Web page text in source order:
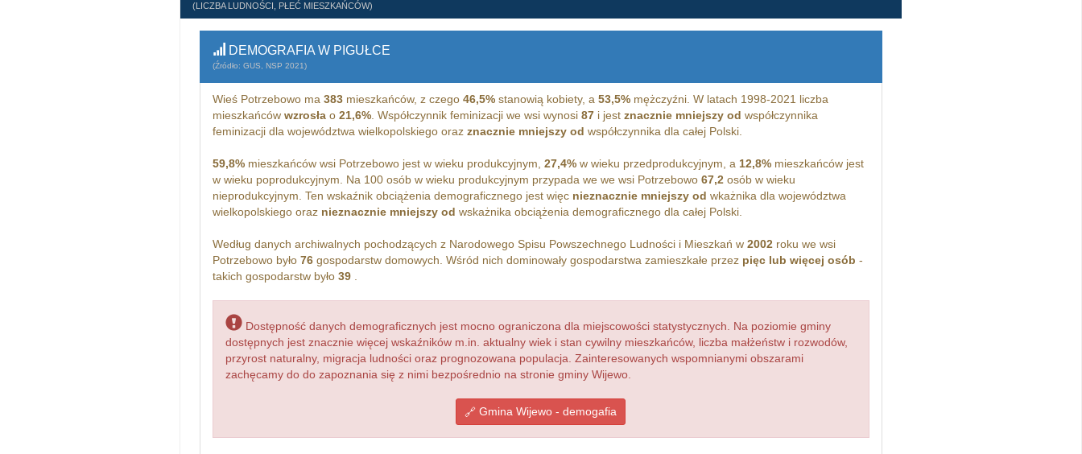
(LICZBA LUDNOŚCI, PŁEĆ MIESZKAŃCÓW)
DEMOGRAFIA W PIGUŁCE
(Źródło: GUS, NSP 2021)
Wieś Potrzebowo ma 383mieszkańców, z czego 46,5%stanowią kobiety, a 53,5%mężczyźni. W latach 1998-2021 liczba
mieszkańców wzrosłao 21,6%. Współczynnik feminizacji we wsi wynosi 87i jest znacznie mniejszy od współczynnika
feminizacji dla województwa wielkopolskiego oraz znacznie mniejszy od współczynnika dla całej Polski.
59,8%mieszkańców wsi Potrzebowo jest w wieku produkcyjnym, 27,4%w wieku przedprodukcyjnym, a 12,8%mieszkańców jest
w wieku poprodukcyjnym. Na 100 osób w wieku produkcyjnym przypada we we wsi Potrzebowo 67,2osób w wieku
nieprodukcyjnym. Ten wskaźnik obciążenia demograficznego jest więc nieznacznie mniejszy od wkażnika dla województwa
wielkopolskiego oraz nieznacznie mniejszy od wskażnika obciążenia demograficznego dla całej Polski.
Według danych archiwalnych pochodzących z Narodowego Spisu Powszechnego Ludności i Mieszkań w 2002roku we wsi
Potrzebowo było 76gospodarstw domowych. Wśród nich dominowały gospodarstwa zamieszkałe przez pięc lub więcej osób -
takich gospodarstw było 39.
Dostępność danych demograficznych jest mocno ograniczona dla miejscowości statystycznych. Na poziomie gminy
dostępnych jest znacznie więcej wskaźników m.in. aktualny wiek i stan cywilny mieszkańców, liczba małżeństw i rozwodów,
przyrost naturalny, migracja ludności oraz prognozowana populacja. Zainteresowanych wspomnianymi obszarami
zachęcamy do do zapoznania się z nimi bezpośrednio na stronie gminy Wijewo.
Gmina Wijewo - demogafia